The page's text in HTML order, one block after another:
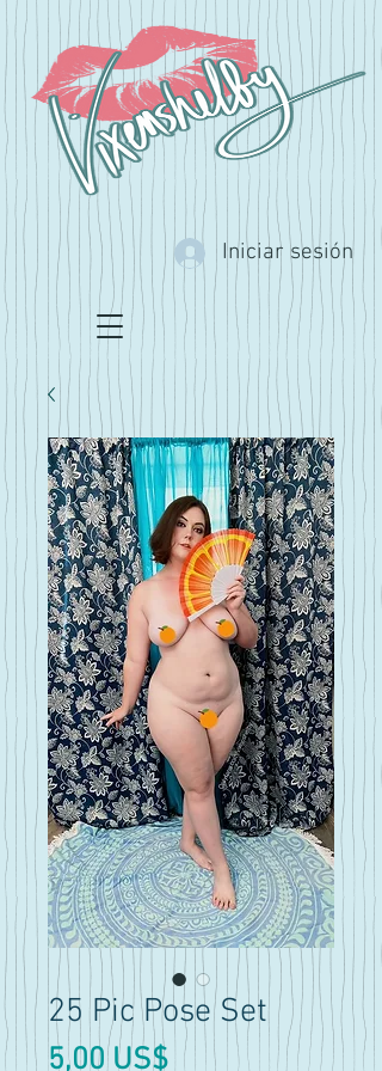
Iniciar sesión
25 Pic Pose Set
5,00 US$Precio